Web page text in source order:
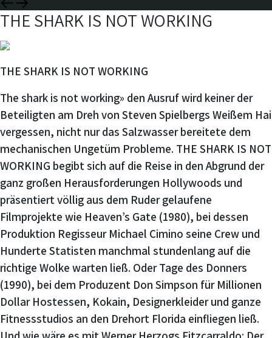
THE SHARK IS NOT WORKING
THE SHARK IS NOT WORKING
The shark is not working» den Ausruf wird keiner der
Beteiligten am Dreh von Steven Spielbergs Weißem Hai
vergessen, nicht nur das Salzwasser bereitete dem
mechanischen Ungetüm Probleme. THE SHARK IS NOT
WORKING begibt sich auf die Reise in den Abgrund der
ganz großen Herausforderungen Hollywoods und
präsentiert völlig aus dem Ruder gelaufene
Filmprojekte wie Heaven’s Gate (1980), bei dessen
Produktion Regisseur Michael Cimino seine Crew und
Hunderte Statisten manchmal stundenlang auf die
richtige Wolke warten ließ. Oder Tage des Donners
(1990), bei dem Produzent Don Simpson für Millionen
Dollar Hostessen, Kokain, Designerkleider und ganze
Fitnessstudios an den Drehort Florida einfliegen ließ.